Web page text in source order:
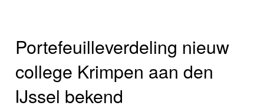
Portefeuilleverdeling nieuw
college Krimpen aan den
IJssel bekend